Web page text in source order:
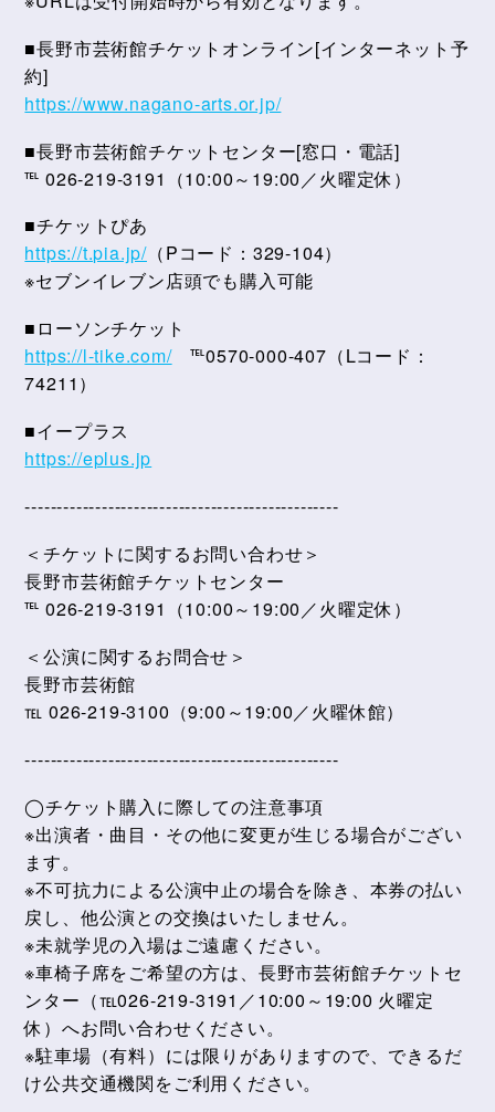
■長野市芸術館チケットオンライン[インターネット予
約]
https://www.nagano-arts.or.jp/
■長野市芸術館チケットセンター[窓口・電話]
℡ 026-219-3191（10:00～19:00／火曜定休）
■チケットぴあ
https://t.pia.jp/ （Pコード：329-104）
※セブンイレブン店頭でも購入可能
■ローソンチケット
https://l-tike.com/℡0570-000-407（Lコード：
74211）
■イープラス
https://eplus.jp
-------------------------------------------------
＜チケットに関するお問い合わせ＞
長野市芸術館チケットセンター
℡ 026-219-3191（10:00～19:00／火曜定休）
＜公演に関するお問合せ＞
長野市芸術館
℡ 026-219-3100（9:00～19:00／火曜休館）
-------------------------------------------------
◯チケット購入に際しての注意事項
※出演者・曲目・その他に変更が生じる場合がござい
ます。
※不可抗力による公演中止の場合を除き、本券の払い
戻し、他公演との交換はいたしません。
※未就学児の入場はご遠慮ください。
※車椅子席をご希望の方は、長野市芸術館チケットセ
ンター（℡026-219-3191／10:00～19:00 火曜定
休）へお問い合わせください。
※駐車場（有料）には限りがありますので、できるだ
け公共交通機関をご利用ください。